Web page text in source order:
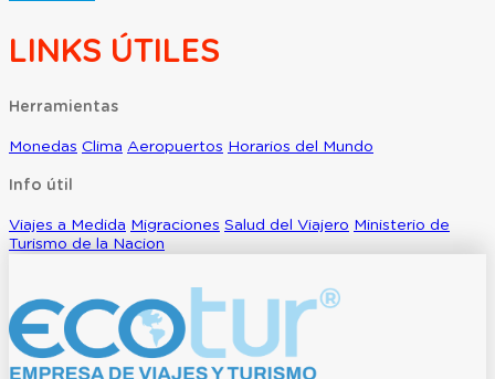
LINKS ÚTILES
Herramientas
Monedas Clima Aeropuertos Horarios del Mundo
Info útil
Viajes a Medida Migraciones Salud del Viajero Ministerio de
Turismo de la Nacion